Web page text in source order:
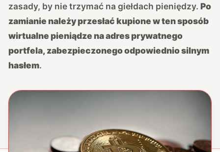
zasady, by nie trzymać na giełdach pieniędzy.Po
zamianie należy przesłać kupione w ten sposób
wirtualne pieniądze na adres prywatnego
portfela, zabezpieczonego odpowiednio silnym
hasłem.